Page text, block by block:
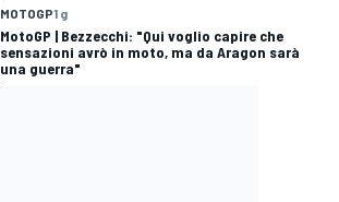
MOTOGP1 g
MotoGP | Bezzecchi: "Qui voglio capire che
sensazioni avrò in moto, ma da Aragon sarà
una guerra"